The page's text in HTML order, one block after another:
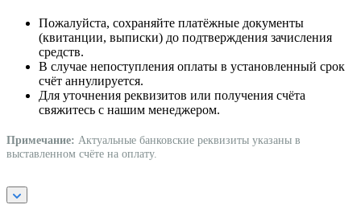
Пожалуйста, сохраняйте платёжные документы
(квитанции, выписки) до подтверждения зачисления
средств.
В случае непоступления оплаты в установленный срок
счёт аннулируется.
Для уточнения реквизитов или получения счёта
свяжитесь с нашим менеджером.
Примечание: Актуальные банковские реквизиты указаны в
выставленном счёте на оплату.